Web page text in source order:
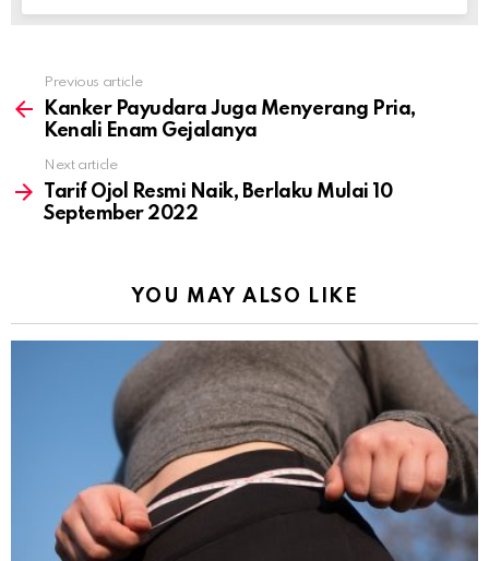
more
Previous article
Kanker Payudara Juga Menyerang Pria,
Kenali Enam Gejalanya
Next article
Tarif Ojol Resmi Naik, Berlaku Mulai 10
September 2022
YOU MAY ALSO LIKE